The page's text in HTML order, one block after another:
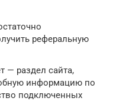
реферальную
— раздел сайта,
информацию по
подключенных